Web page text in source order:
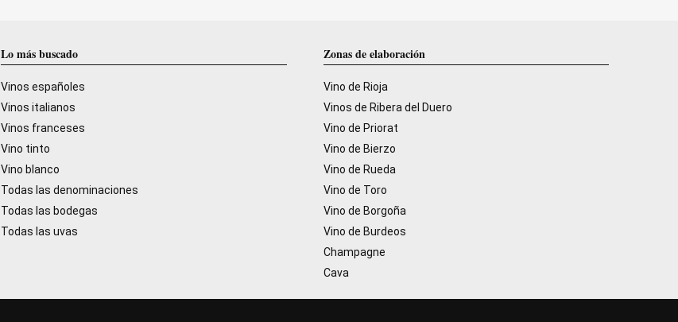
Lo más buscado
Vinos españoles
Vinos italianos
Vinos franceses
Vino tinto
Vino blanco
Todas las denominaciones
Todas las bodegas
Todas las uvas
Zonas de elaboración
Vino de Rioja
Vinos de Ribera del Duero
Vino de Priorat
Vino de Bierzo
Vino de Rueda
Vino de Toro
Vino de Borgoña
Vino de Burdeos
Champagne
Cava